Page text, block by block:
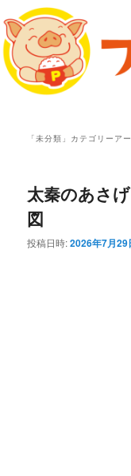
プーさん
「未分類 」カテゴリーア
太秦のあさ
図
投稿日時:2026年7月29